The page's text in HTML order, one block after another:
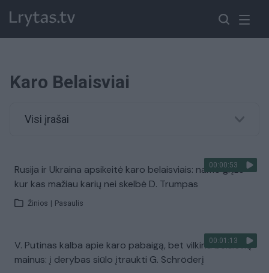
Karo Belaisviai
Visi įrašai
00:00:53
Rusija ir Ukraina apsikeitė karo belaisviais: namo grįžo
kur kas mažiau karių nei skelbė D. Trumpas
Žinios Pasaulis
00:01:13
V. Putinas kalba apie karo pabaigą, bet vilkina belaisvių
mainus: į derybas siūlo įtraukti G. Schröderį